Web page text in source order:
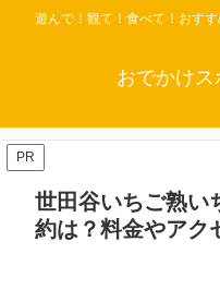
遊んで！観て！食べて！おす
おでかけス
PR
世田谷いちご熟い
約は？料金やアク